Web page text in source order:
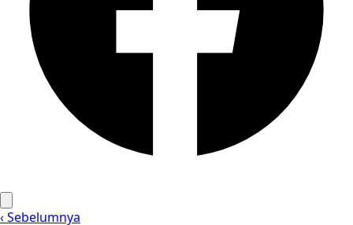
‹ Sebelumnya